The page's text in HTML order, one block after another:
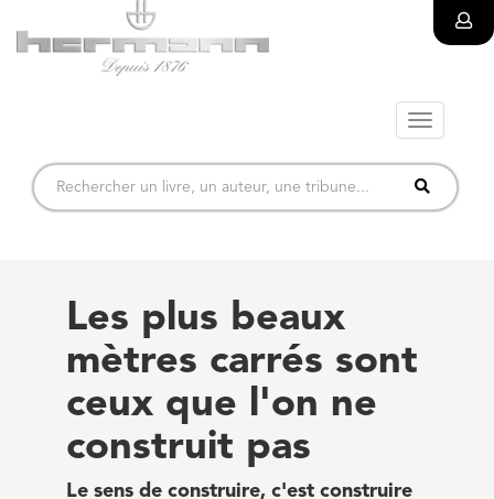
Toggle
Les plus beaux
mètres carrés sont
ceux que l'on ne
construit pas
Le sens de construire, c'est construire